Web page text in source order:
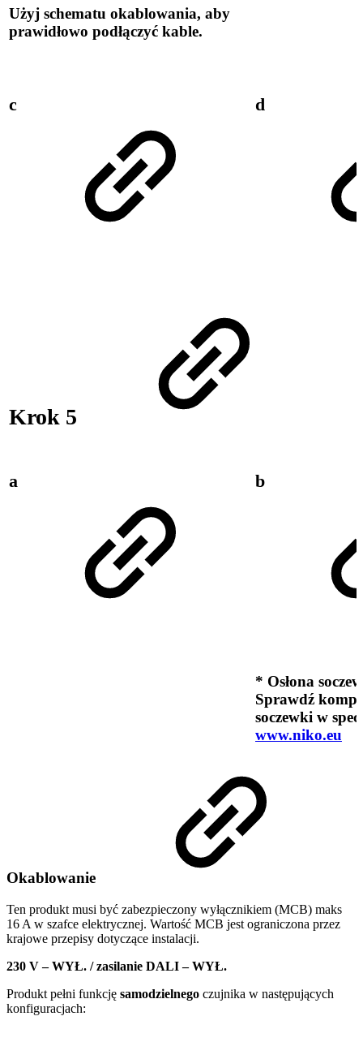
Użyj schematu okablowania, aby
prawidłowo podłączyć kable.
c d
Krok 5
a b
* Osłona
Sprawdź
soczewki w
www.niko.eu
Okablowanie
Ten produkt musi być zabezpieczony wyłącznikiem (MCB) maks
16 A w szafce elektrycznej. Wartość MCB jest ograniczona przez
krajowe przepisy dotyczące instalacji.
230 V – WYŁ. / zasilanie DALI – WYŁ.
Produkt pełni funkcję samodzielnego czujnika w następujących
konfiguracjach: